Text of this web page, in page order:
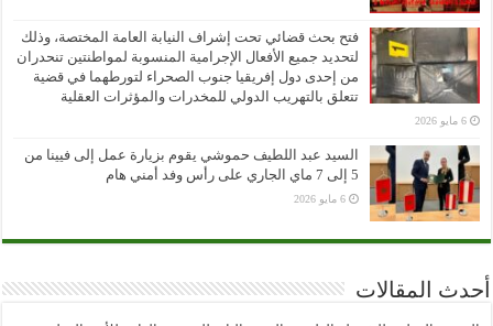
فتح بحث قضائي تحت إشراف النيابة العامة المختصة، وذلك
لتحديد جميع الأفعال الإجرامية المنسوبة لمواطنتين تنحدران
من إحدى دول إفريقيا جنوب الصحراء لتورطهما في قضية
تتعلق بالتهريب الدولي للمخدرات والمؤثرات العقلية
6 مايو 2026
السيد عبد اللطيف حموشي يقوم بزيارة عمل إلى فيينا من
5 إلى 7 ماي الجاري على رأس وفد أمني هام
6 مايو 2026
أحدث المقالات